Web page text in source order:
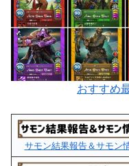
おすすめ
サモン結果報告＆サモン